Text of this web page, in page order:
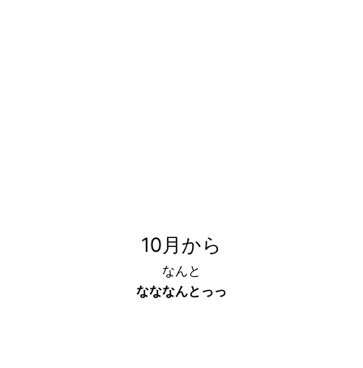
10月から
なんと
なななんとっっ